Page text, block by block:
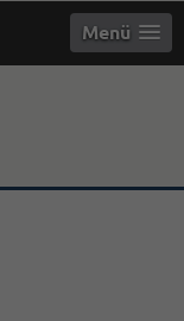
Menü